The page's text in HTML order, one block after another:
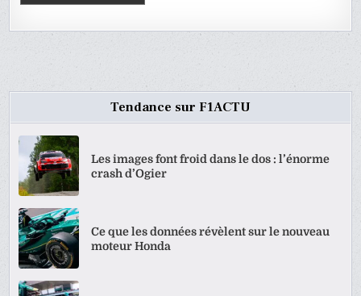
Tendance sur F1ACTU
Les images font froid dans le dos : l’énorme
crash d’Ogier
Ce que les données révèlent sur le nouveau
moteur Honda